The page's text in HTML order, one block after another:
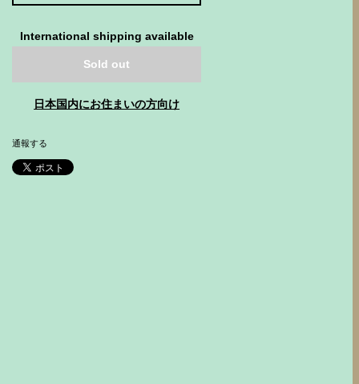
International shipping available
Sold out
日本国内にお住まいの方向け
通報する